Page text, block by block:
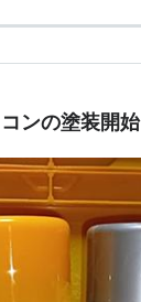
ンの塗装開始